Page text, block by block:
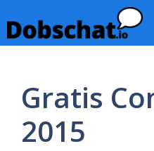
Inhalt
springen
Gratis
2015